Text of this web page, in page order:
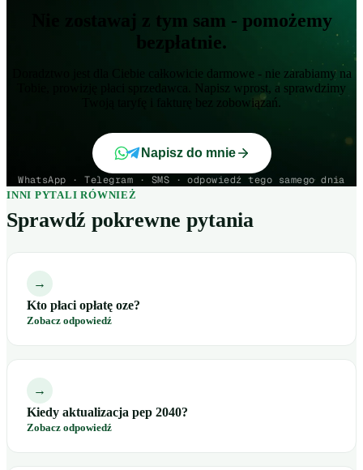
Nie zostawaj z tym sam - pomożemy
bezpłatnie.
Doradztwo jest dla Ciebie całkowicie darmowe - nie zarabiamy na
Tobie, prowizję płaci sprzedawca. Napisz wprost, a sprawdzimy
Twoją taryfę i fakturę bez zobowiązań.
Napisz do mnie
WhatsApp · Telegram · SMS · odpowiedź tego samego dnia
INNI PYTALI RÓWNIEŻ
Sprawdź pokrewne pytania
→
Kto płaci opłatę oze?
Zobacz odpowiedź
→
Kiedy aktualizacja pep 2040?
Zobacz odpowiedź